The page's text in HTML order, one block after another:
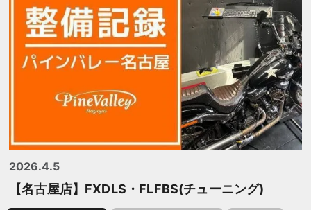
2026.4.5
【名古屋店】FXDLS・FLFBS(チューニング)